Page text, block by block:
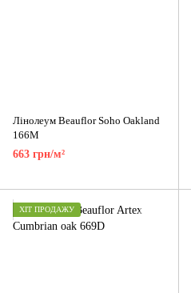
Лінолеум Beauflor Soho Oakland
166M
663 грн/м²
ХІТ ПРОДАЖУ